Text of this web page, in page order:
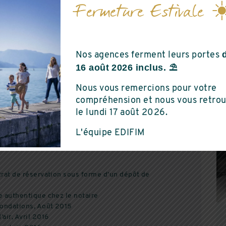
valeur de 200 000€, dont la commercialisation a
prévue en Septembre 2016.
de réservation sous forme d’un dépôt de
authentique chez le notaire
Août 2015
Avril 2016
AUX BOIS
PIÈCES
RENAISSANCE
Saint-Marcellin
DU AU 3 PIÈCES
Fermeture Estivale
Nos agences ferment leurs portes
16 août 2026 inclus. ⛱️
Nous vous remercions pour votre
compréhension et nous vous
le lundi 17 août 2026.
L'équipe EDIFIM